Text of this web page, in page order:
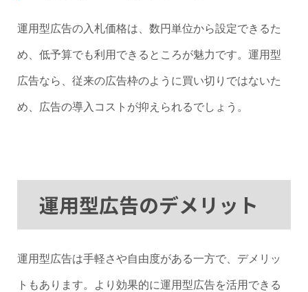
運用型広告の入札価格は、数円単位から設定できるた
め、低予算でも利用できるところが魅力です。運用型
広告なら、従来の広告枠のように買い切りではないた
め、広告の導入コストが抑えられるでしょう。
運用型広告のデメリット
運用型広告は手軽さや自由度がある一方で、デメリッ
トもあります。より効果的に運用型広告を活用できる